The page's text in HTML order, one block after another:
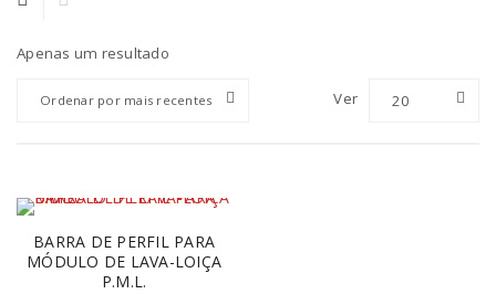
Apenas um resultado
Ordenar por mais recentes Ver 20
BARRA DE PERFIL PARA
MÓDULO DE LAVA-LOIÇA
P.M.L.